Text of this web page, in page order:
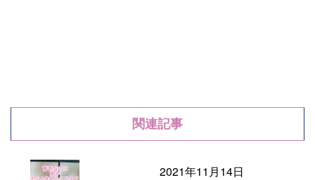
関連記事
2021年11月14日